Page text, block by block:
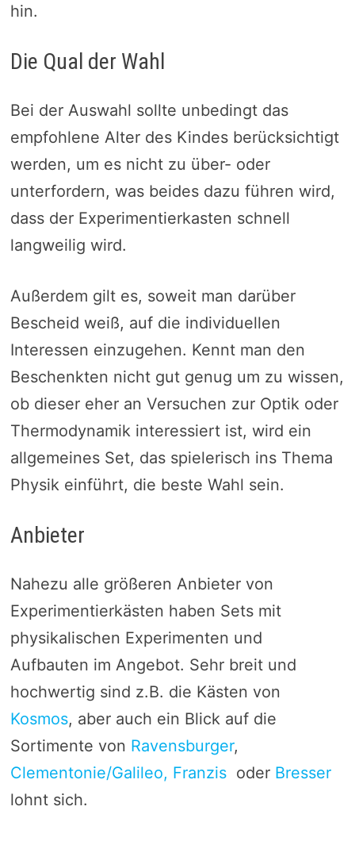
hin.
Die Qual der Wahl
Bei der Auswahl sollte unbedingt das
empfohlene Alter des Kindes berücksichtigt
werden, um es nicht zu über- oder
unterfordern, was beides dazu führen wird,
dass der Experimentierkasten schnell
langweilig wird.
Außerdem gilt es, soweit man darüber
Bescheid weiß, auf die individuellen
Interessen einzugehen. Kennt man den
Beschenkten nicht gut genug um zu wissen,
ob dieser eher an Versuchen zur Optik oder
Thermodynamik interessiert ist, wird ein
allgemeines Set, das spielerisch ins Thema
Physik einführt, die beste Wahl sein.
Anbieter
Nahezu alle größeren Anbieter von
Experimentierkästen haben Sets mit
physikalischen Experimenten und
Aufbauten im Angebot. Sehr breit und
hochwertig sind z.B. die Kästen von
Kosmos, aber auch ein Blick auf die
Sortimente von Ravensburger,
Clementonie/Galileo, Franzisoder Bresser
lohnt sich.